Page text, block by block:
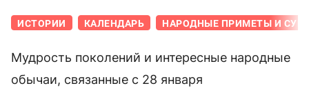
ИСТОРИИ КАЛЕНДАРЬ НАРОДНЫЕ ПРИМЕТЫ И
Мудрость поколений и интересные народные
обычаи, связанные с 28 января